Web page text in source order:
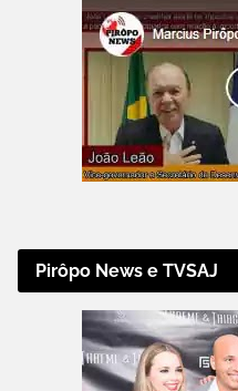
Pirôpo News e TVSAJ